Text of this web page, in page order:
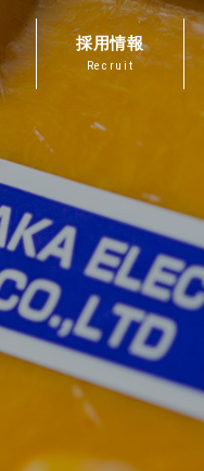
採用情報
Recruit